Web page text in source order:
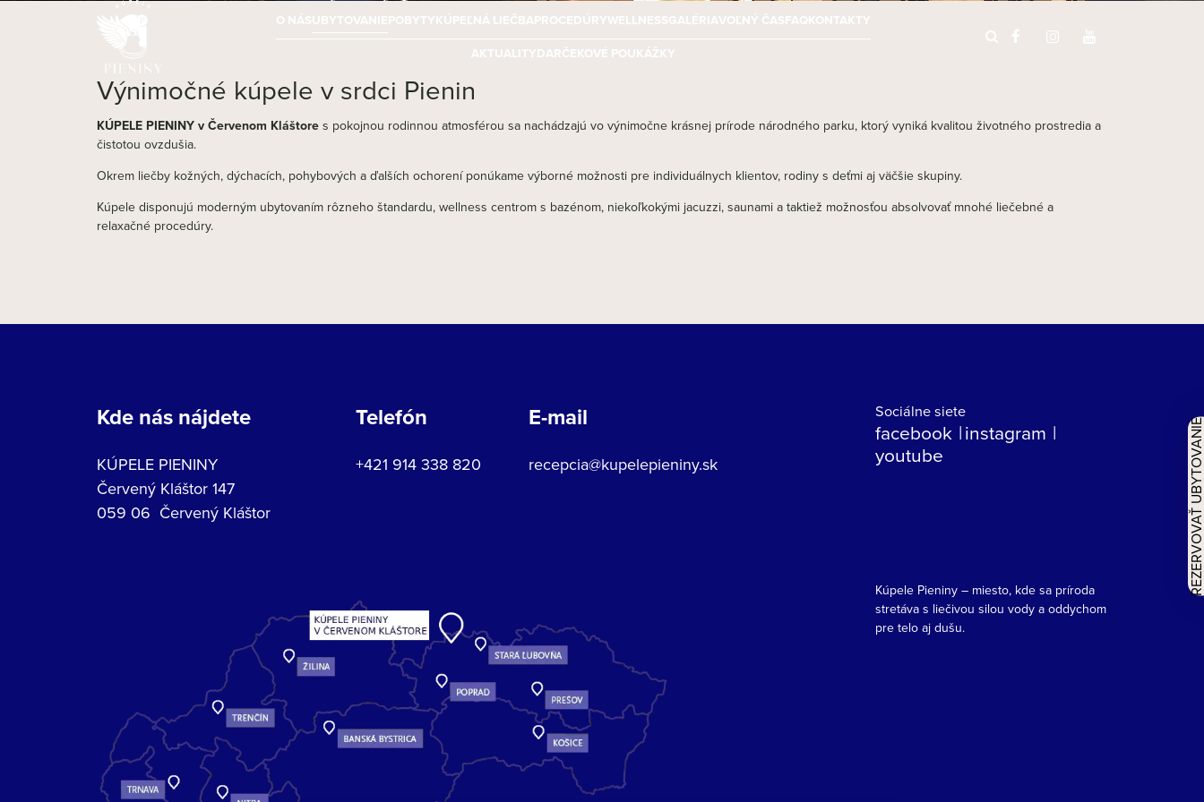
O NÁSUBYTOVANIEPOBYTYKÚPEĽNÁ LIEČBAPROCEDÚRYWELLNESSGALÉRIAVOĽNÝ ČASFAQKONTAKTY
AKTUALITYDARČEKOVÉ POUKÁŽKY
Výnimočné kúpele v srdci Pienin
KÚPELE PIENINY v Červenom Kláštores pokojnou rodinnou atmosférou sa nachádzajú vo výnimočne krásnej prírode národného parku, ktorý vyniká kvalitou životného prostredia a
čistotou ovzdušia.
Okrem liečby kožných, dýchacích, pohybových a ďalších ochorení ponúkame výborné možnosti pre individuálnych klientov, rodiny s deťmi aj väčšie skupiny.
Kúpele disponujú moderným ubytovaním rôzneho štandardu, wellness centrom s bazénom, niekoľkokými jacuzzi, saunami a taktiež možnosťou absolvovať mnohé liečebné a
relaxačné procedúry.
Kde nás nájdete
KÚPELE PIENINY
Červený Kláštor 147
059 06 Červený Kláštor
Telefón
+421 914 338 820
E-mail
recepcia@kupelepieniny.sk
Sociálne siete
facebook instagram
youtube
Kúpele Pieniny – miesto, kde sa príroda
stretáva s liečivou silou vody a oddychom
pre telo aj dušu.